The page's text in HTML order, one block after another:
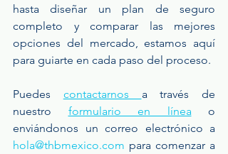
hasta diseñar un plan de seguro
completo y comparar las mejores
opciones del mercado, estamos aquí
para guiarte en cada paso del proceso.
Puedes contactarnos a través de
nuestro formulario en línea o
hola@thbmexico.com para comenzar a